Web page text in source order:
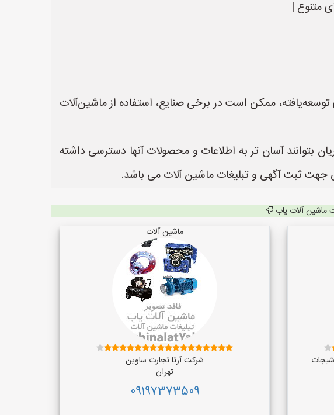
متنوع |
ممکن است در برخی صنایع، استفاده از ماشین‌آلات
بتوانند آسان تر به اطلاعات و محصولات آنها دسترسی داشته
ماشین آلات یاب
ماشین آلات
شرکت آرتا تجارت ساوین
تهران
09197373509